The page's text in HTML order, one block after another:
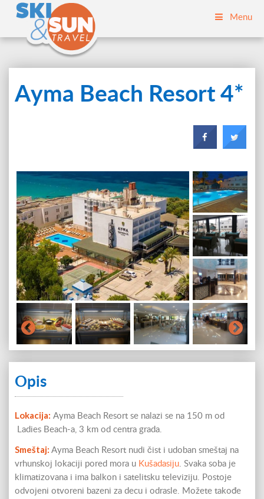
Menu
Ayma Beach Resort 4*
Opis
Lokacija: Ayma Beach Resort se nalazi se na 150 m od
Ladies Beach-a, 3 km od centra grada.
Smeštaj: Ayma Beach Resort nudi čist i udoban smeštaj na
vrhunskoj lokaciji pored mora u Kušadasiju . Svaka soba je
klimatizovana i ima balkon i satelitsku televiziju. Postoje
odvojeni otvoreni bazeni za decu i odrasle. Možete takođe